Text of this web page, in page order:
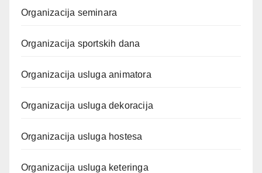
Organizacija seminara
Organizacija sportskih dana
Organizacija usluga animatora
Organizacija usluga dekoracija
Organizacija usluga hostesa
Organizacija usluga keteringa